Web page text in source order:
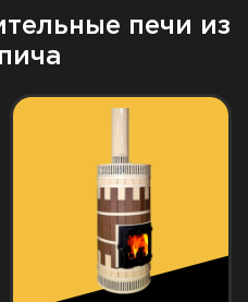
печи из